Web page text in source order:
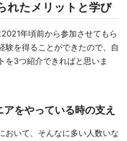
たメリットと学び
年頃前から参加させてもら
験を得ることができたので、自
を3つ紹介できればと思いま
アをやっている時の支え
おいて、そんなに多い人数いな